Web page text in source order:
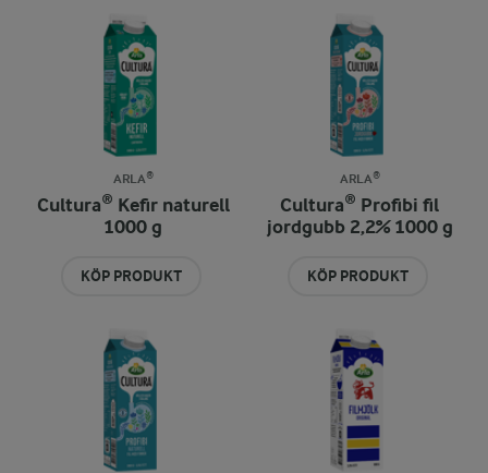
ARLA®
Cultura® Kefir naturell
1000 g
KÖP PRODUKT
ARLA®
Cultura® Profibi fil
jordgubb 2,2% 1000 g
KÖP PRODUKT